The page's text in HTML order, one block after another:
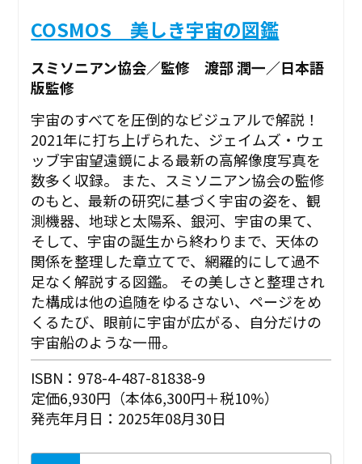
COSMOS 美しき宇宙の図鑑
スミソニアン協会／監修 渡部 潤一／日本語
版監修
宇宙のすべてを圧倒的なビジュアルで解説！
2021年に打ち上げられた、ジェイムズ・ウェ
ッブ宇宙望遠鏡による最新の高解像度写真を
数多く収録。 また、スミソニアン協会の監修
のもと、最新の研究に基づく宇宙の姿を、観
測機器、地球と太陽系、銀河、宇宙の果て、
そして、宇宙の誕生から終わりまで、天体の
関係を整理した章立てで、網羅的にして過不
足なく解説する図鑑。 その美しさと整理され
た構成は他の追随をゆるさない、ページをめ
くるたび、眼前に宇宙が広がる、自分だけの
宇宙船のような一冊。
ISBN：978-4-487-81838-9
定価6,930円（本体6,300円＋税10%）
発売年月日：2025年08月30日